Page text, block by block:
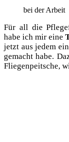
bei der Arbeit
Für all die
habe ich mir eine
jetzt aus jedem
gemacht habe.
Flie­gen­peit­sche,